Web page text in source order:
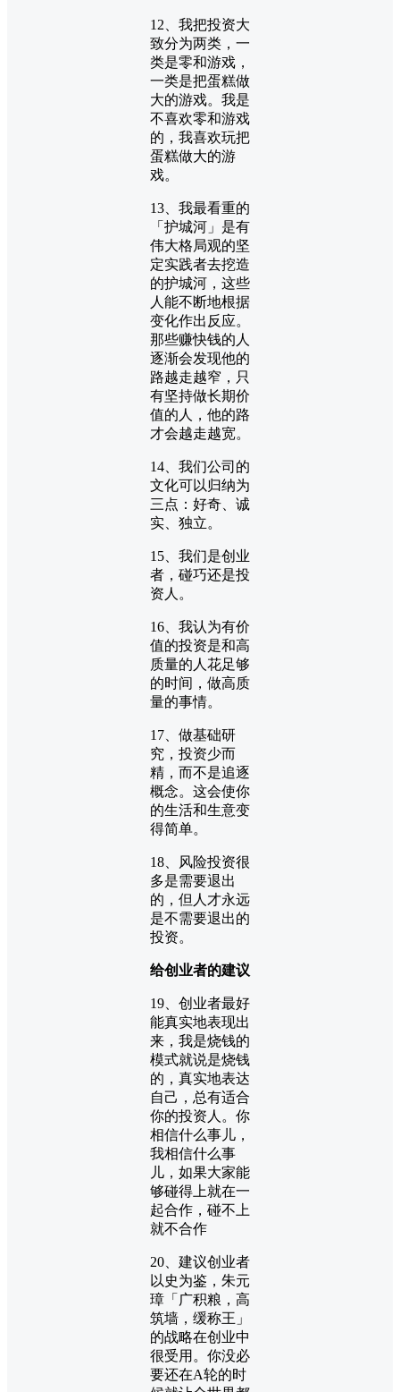
12、我把投资大
致分为两类，一
类是零和游戏，
一类是把蛋糕做
大的游戏。我是
不喜欢零和游戏
的，我喜欢玩把
蛋糕做大的游
戏。
13、我最看重的
「护城河」是有
伟大格局观的坚
定实践者去挖造
的护城河，这些
人能不断地根据
变化作出反应。
那些赚快钱的人
逐渐会发现他的
路越走越窄，只
有坚持做长期价
值的人，他的路
才会越走越宽。
14、我们公司的
文化可以归纳为
三点：好奇、诚
实、独立。
15、我们是创业
者，碰巧还是投
资人。
16、我认为有价
值的投资是和高
质量的人花足够
的时间，做高质
量的事情。
17、做基础研
究，投资少而
精，而不是追逐
概念。这会使你
的生活和生意变
得简单。
18、风险投资很
多是需要退出
的，但人才永远
是不需要退出的
投资。
给创业者的建议
19、创业者最好
能真实地表现出
来，我是烧钱的
模式就说是烧钱
的，真实地表达
自己，总有适合
你的投资人。你
相信什么事儿，
我相信什么事
儿，如果大家能
够碰得上就在一
起合作，碰不上
就不合作
20、建议创业者
以史为鉴，朱元
璋「广积粮，高
筑墙，缓称王」
的战略在创业中
很受用。你没必
要还在A轮的时